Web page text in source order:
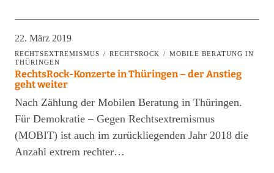
22. März 2019
RECHTSEXTREMISMUS RECHTSROCK
MOBILE BERATUNG IN
THÜRINGEN
RechtsRock-Konzerte in Thüringen – der Anstieg
geht weiter
Nach Zählung der Mobilen Beratung in Thüringen.
Für Demokratie – Gegen Rechtsextremismus
(MOBIT) ist auch im zurückliegenden Jahr 2018 die
Anzahl extrem rechter…